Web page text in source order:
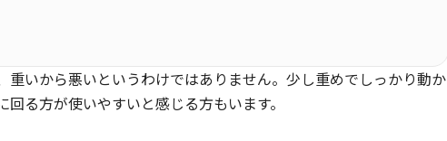
重いから悪いというわけではありません。少し重めでしっかり動か
る方が使いやすいと感じる方もいます。